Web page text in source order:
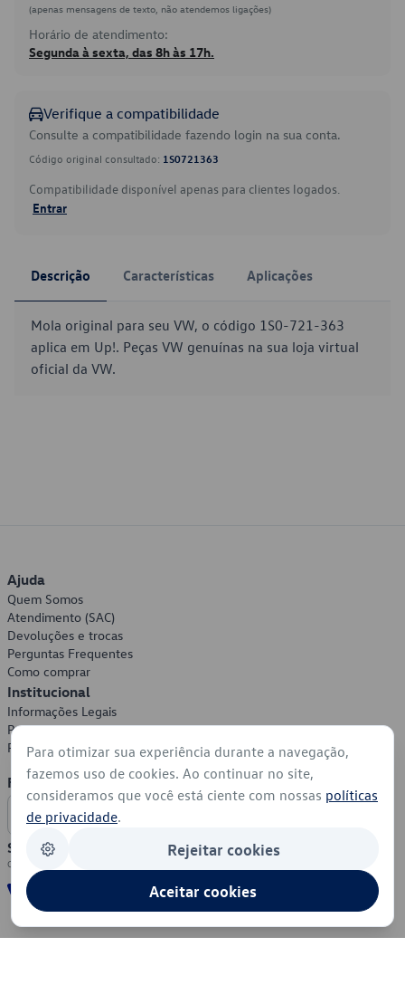
(apenas mensagens de texto, não atendemos ligações)
Horário de atendimento:
Segunda à sexta, das 8h às 17h.
Verifique a compatibilidade
Consulte a compatibilidade fazendo login na sua conta.
Código original consultado: 1S0721363
Compatibilidade disponível apenas para clientes logados.
Entrar
Descrição Características Aplicações
Mola original para seu VW, o código 1S0-721-363
aplica em Up!. Peças VW genuínas na sua loja virtual
oficial da VW.
Ajuda
Quem Somos
Atendimento (SAC)
Devoluções e trocas
Perguntas Frequentes
Como comprar
Institucional
Informações Legais
Política de Privacidade
Política de Cookies
Formas de Pagamento
Segurança
Para otimizar sua experiência durante a navegação,
fazemos uso de cookies. Ao continuar no site,
consideramos que você está ciente com nossas políticas
de privacidade.
Rejeitar cookies
Aceitar cookies